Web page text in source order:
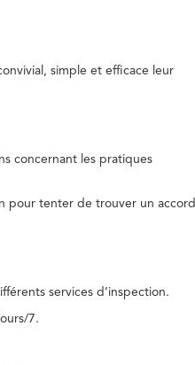
simple et efficace leur
concernant les pratiques
pour tenter de trouver un accord
services d’inspection.
7.